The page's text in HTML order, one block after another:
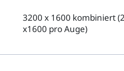
3200 x 1600 kombiniert
x1600 pro Auge)